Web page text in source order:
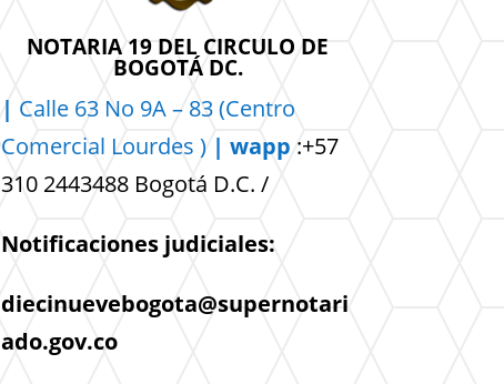
NOTARIA 19 DEL CIRCULO DE
BOGOTÁ DC.
| Calle 63 No 9A – 83 (Centro
Comercial Lourdes ) | wapp :+57
310 2443488 Bogotá D.C. /
Notificaciones judiciales:
diecinuevebogota@supernotari
ado.gov.co